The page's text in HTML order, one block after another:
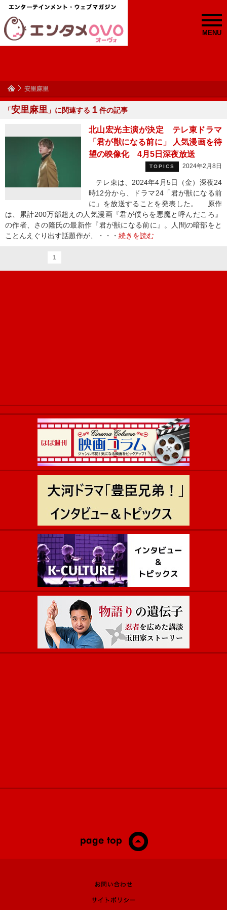
MENU
安里麻里
「安里麻里 」に関連する １ 件の記事
北山宏光主演が決定 テレ東ドラマ
「君が獣になる前に」 人気漫画を待
望の映像化 4月5日深夜放送
TOPICS 2024年2月8日
テレ東は、2024年4月5日（金）深夜24
時12分から、ドラマ24「君が獣になる前
に」を放送することを発表した。 原作
は、累計200万部超えの人気漫画『君が僕らを悪魔と呼んだころ』
の作者、さの隆氏の最新作『君が獣になる前に』。人間の暗部をと
ことんえぐり出す話題作が、・・・ 続きを読む
1